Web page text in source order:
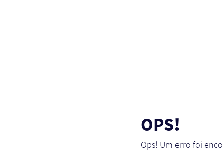
OPS!
Ops! Um erro foi